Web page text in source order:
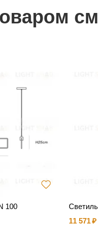
100
11 571